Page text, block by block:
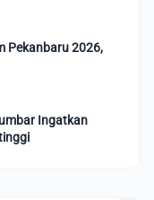
Pekanbaru 2026,
Ingatkan